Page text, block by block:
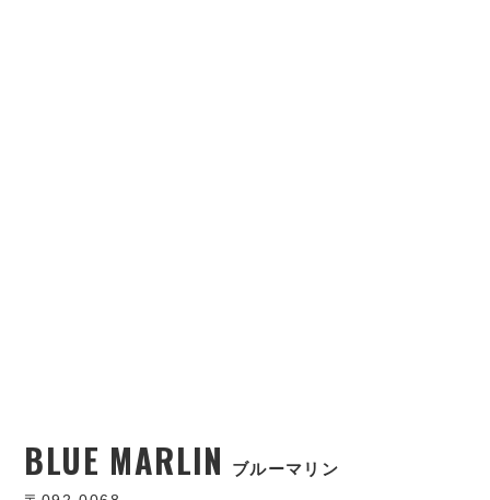
BLUE MARLIN ブルーマリン